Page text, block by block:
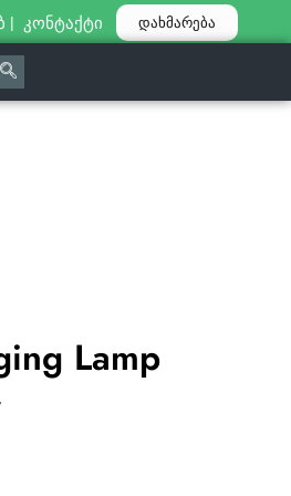
| კონტაქტი დახმარება
Lamp